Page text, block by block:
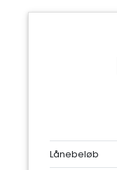
Lånebeløb